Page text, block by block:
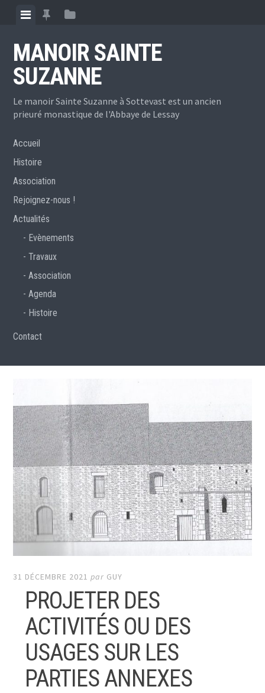
content
ViewView
posts
View
MANOIR SAINTE
SUZANNE
Le manoir Sainte Suzanne à Sottevast est un ancien
prieuré monastique de l'Abbaye de Lessay
Accueil
Histoire
Association
Rejoignez-nous !
Actualités
Evènements
Travaux
Association
Agenda
Histoire
Contact
31 DÉCEMBRE 2021 par GUY
PROJETER DES
ACTIVITÉS OU DES
USAGES SUR LES
PARTIES ANNEXES